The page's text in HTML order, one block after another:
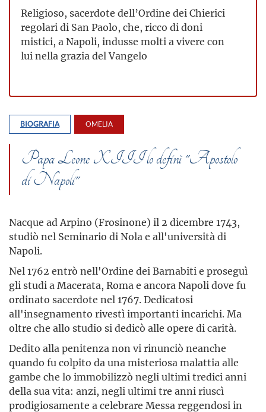
Religioso, sacerdote dell’Ordine dei Chierici
regolari di San Paolo, che, ricco di doni
mistici, a Napoli, indusse molti a vivere con
lui nella grazia del Vangelo
BIOGRAFIA OMELIA
Papa Leone XIII lo definì "Apostolo
di Napoli"
Nacque ad Arpino (Frosinone) il 2 dicembre 1743,
studiò nel Seminario di Nola e all'università di
Napoli.
Nel 1762 entrò nell'Ordine dei Barnabiti e proseguì
gli studi a Macerata, Roma e ancora Napoli dove fu
ordinato sacerdote nel 1767. Dedicatosi
all'insegnamento rivestì importanti incarichi. Ma
oltre che allo studio si dedicò alle opere di carità.
Dedito alla penitenza non vi rinunciò neanche
quando fu colpito da una misteriosa malattia alle
gambe che lo immobilizzò negli ultimi tredici anni
della sua vita: anzi, negli ultimi tre anni riuscì
prodigiosamente a celebrare Messa reggendosi in